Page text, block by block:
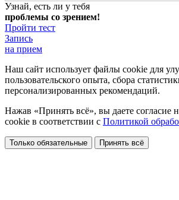
Узнай, есть ли у тебя
проблемы со зрением!
Пройти тест
Запись
на прием
Наш сайт использует файлы cookie для
пользовательского опыта, сбора
персонализированных рекомендаций.
Нажав «Принять всё», вы даете согласие
cookie в соответствии с Политикой
Только обязательные Принять всё